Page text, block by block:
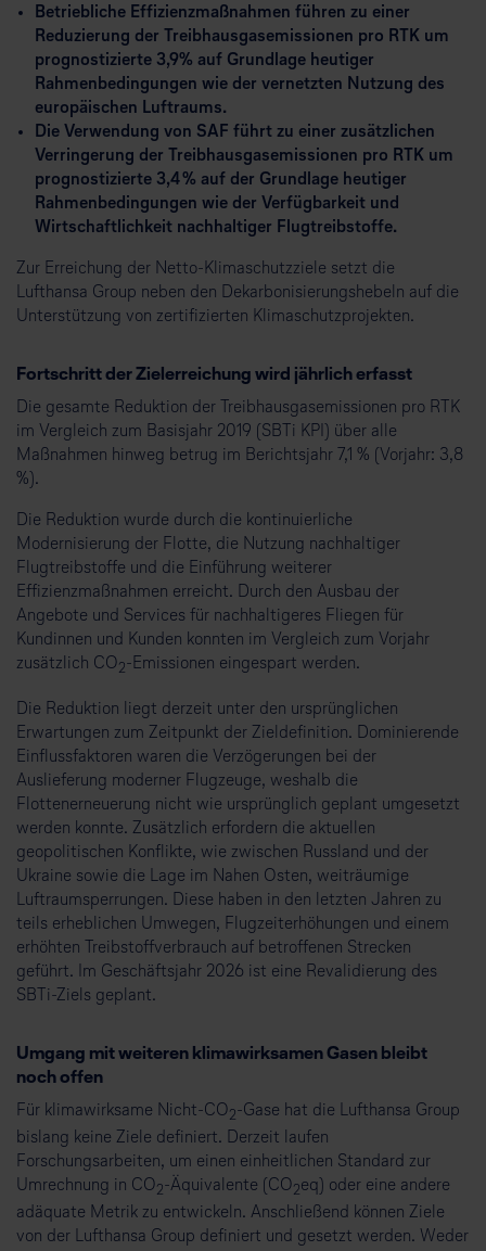
Betriebliche Effizienzmaßnahmen führen zu einer
Reduzierung der Treibhausgasemissionen pro RTK um
prognostizierte 3,9% auf Grundlage heutiger
Rahmenbedingungen wie der vernetzten Nutzung des
europäischen Luftraums.
Die Verwendung von SAF führt zu einer zusätzlichen
Verringerung der Treibhausgasemissionen pro RTK um
prognostizierte 3,4 % auf der Grundlage heutiger
Rahmenbedingungen wie der Verfügbarkeit und
Wirtschaftlichkeit nachhaltiger Flugtreibstoffe.
Zur Erreichung der Netto-Klimaschutzziele setzt die
Lufthansa Group neben den Dekarbonisierungshebeln auf die
Unterstützung von zertifizierten Klimaschutzprojekten.
Fortschritt der Zielerreichung wird jährlich erfasst
Die gesamte Reduktion der Treibhausgasemissionen pro RTK
im Vergleich zum Basisjahr 2019 (SBTi KPI) über alle
Maßnahmen hinweg betrug im Berichtsjahr 7,1 % (Vorjahr: 3,8
%).
Die Reduktion wurde durch die kontinuierliche
Modernisierung der Flotte, die Nutzung nachhaltiger
Flugtreibstoffe und die Einführung weiterer
Effizienzmaßnahmen erreicht. Durch den Ausbau der
Angebote und Services für nachhaltigeres Fliegen für
Kundinnen und Kunden konnten im Vergleich zum Vorjahr
zusätzlich CO2-Emissionen eingespart werden.
Die Reduktion liegt derzeit unter den ursprünglichen
Erwartungen zum Zeitpunkt der Zieldefinition. Dominierende
Einflussfaktoren waren die Verzögerungen bei der
Auslieferung moderner Flugzeuge, weshalb die
Flottenerneuerung nicht wie ursprünglich geplant umgesetzt
werden konnte. Zusätzlich erfordern die aktuellen
geopolitischen Konflikte, wie zwischen Russland und der
Ukraine sowie die Lage im Nahen Osten, weiträumige
Luftraumsperrungen. Diese haben in den letzten Jahren zu
teils erheblichen Umwegen, Flugzeiterhöhungen und einem
erhöhten Treibstoffverbrauch auf betroffenen Strecken
geführt. Im Geschäftsjahr 2026 ist eine Revalidierung des
SBTi-Ziels geplant.
Umgang mit weiteren klimawirksamen Gasen bleibt
noch offen
Für klimawirksame Nicht-CO2-Gase hat die Lufthansa Group
bislang keine Ziele definiert. Derzeit laufen
Forschungsarbeiten, um einen einheitlichen Standard zur
Umrechnung in CO2-Äquivalente (CO2eq) oder eine andere
adäquate Metrik zu entwickeln. Anschließend können Ziele
von der Lufthansa Group definiert und gesetzt werden. Weder